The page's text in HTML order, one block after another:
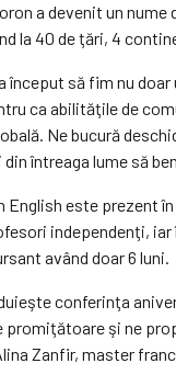
a devenit un
la 40 de ţări, 4
început să fim nu
ca abilităţile de
Ne bucură
întreaga lume să
English este prezent
independenţi,
având doar 6 luni.
conferinţa
promiţătoare şi ne
Zanfir, master